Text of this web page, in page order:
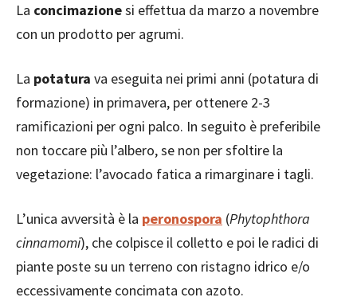
La concimazionesi effettua da marzo a novembre
con un prodotto per agrumi.
La potatura va eseguita nei primi anni (potatura di
formazione) in primavera, per ottenere 2-3
ramificazioni per ogni palco. In seguito è preferibile
non toccare più l’albero, se non per sfoltire la
vegetazione: l’avocado fatica a rimarginare i tagli.
L’unica avversità è la peronospora (Phytophthora
cinnamomi), che colpisce il colletto e poi le radici di
piante poste su un terreno con ristagno idrico e/o
eccessivamente concimata con azoto.